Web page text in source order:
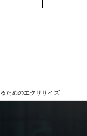
ためのエクササイズ